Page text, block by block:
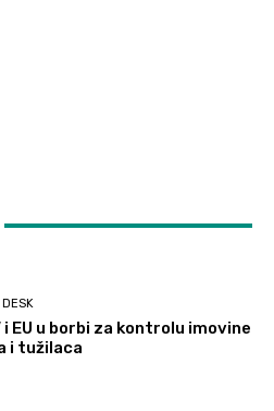
i EU u borbi za kontrolu imovine
i tužilaca